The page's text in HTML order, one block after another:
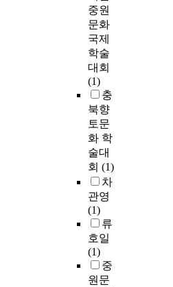
중원
문화
국제
학술
대회
(1)
충
북향
토문
화 학
술대
회 (1)
차
관영
(1)
류
호일
(1)
중
원문